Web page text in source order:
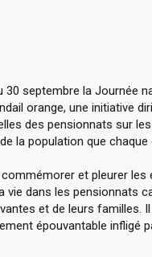
30 septembre la Journée
orange, une initiative
des pensionnats sur
la population que
et pleurer
dans les pensionnats
et de leurs familles.
épouvantable infligé